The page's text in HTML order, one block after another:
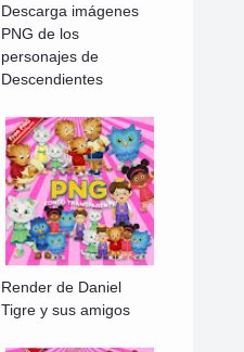
Descarga imágenes
PNG de los
personajes de
Descendientes
Render de Daniel
Tigre y sus amigos